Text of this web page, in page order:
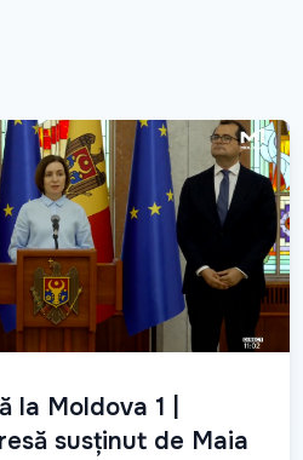
la Moldova 1 |
susținut de Maia